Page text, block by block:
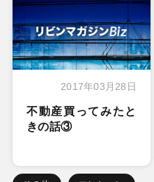
2017年03月28日
不動産買ってみたと
きの話③